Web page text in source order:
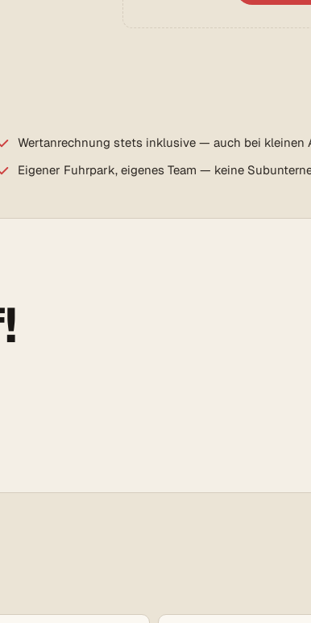
Wertanrechnung stets inklusive — auch bei kleinen
Eigener Fuhrpark, eigenes Team — keine